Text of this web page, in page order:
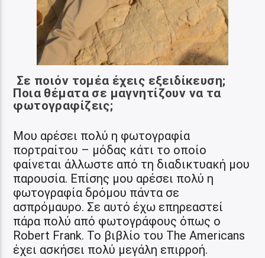
Σε ποιόν τομέα έχεις εξειδίκευση;
Ποια θέματα σε μαγνητίζουν να τα
φωτογραφίζεις;
Μου αρέσει πολύ η φωτογραφία
πορτραίτου – μόδας κάτι το οποίο
φαίνεται άλλωστε από τη διαδικτυακή μου
παρουσία. Επίσης μου αρέσει πολύ η
φωτογραφία δρόμου πάντα σε
ασπρόμαυρο. Σε αυτό έχω επηρεαστεί
πάρα πολύ από φωτογράφους όπως ο
Robert Frank. Το βιβλίο του The Americans
έχει ασκήσει πολύ μεγάλη επιρροή.